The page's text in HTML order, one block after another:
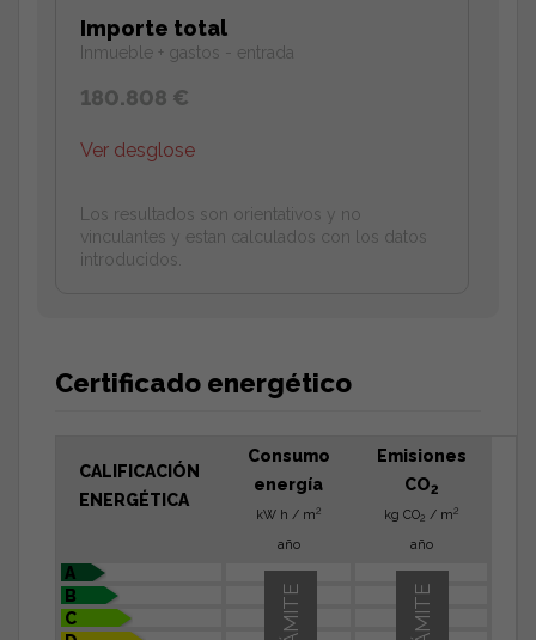
Importe total
Inmueble + gastos - entrada
180.808 €
Ver desglose
Los resultados son orientativos y no
vinculantes y estan calculados con los datos
introducidos.
Certificado energético
CALIFICACIÓN
ENERGÉTICA
Consumo
energía
kW h / m2
año
Emisiones
CO2
kg CO2 / m2
año
A
B
C